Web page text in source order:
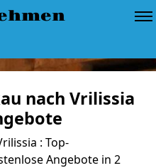
nach Vrilissia
: Top-
Angebote in 2